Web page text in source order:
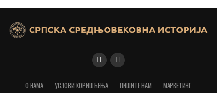
О НАМА УСЛОВИ КОРИШЋЕЊА ПИШИТЕ НАМ МАРКЕТИНГ